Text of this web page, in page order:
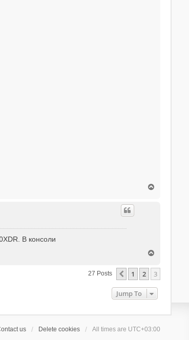
В консоли
p
27 Posts Previous
1 2 3
Jump To
us Delete cookies All times are UTC+03:00